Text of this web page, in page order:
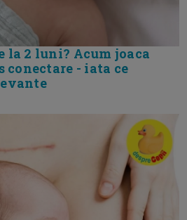
la 2 luni? Acum joaca
conectare - iata ce